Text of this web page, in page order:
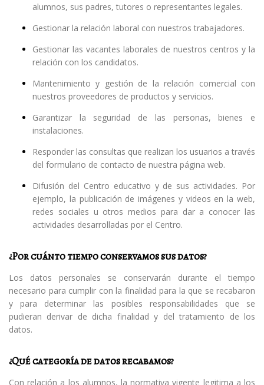
alumnos, sus padres, tutores o representantes legales.
Gestionar la relación laboral con nuestros trabajadores.
Gestionar las vacantes laborales de nuestros centros y la
relación con los candidatos.
Mantenimiento y gestión de la relación comercial con
nuestros proveedores de productos y servicios.
Garantizar la seguridad de las personas, bienes e
instalaciones.
Responder las consultas que realizan los usuarios a través
del formulario de contacto de nuestra página web.
Difusión del Centro educativo y de sus actividades. Por
ejemplo, la publicación de imágenes y videos en la web,
redes sociales u otros medios para dar a conocer las
actividades desarrolladas por el Centro.
¿Por cuánto tiempo conservamos sus datos?
Los datos personales se conservarán durante el tiempo
necesario para cumplir con la finalidad para la que se recabaron
y para determinar las posibles responsabilidades que se
pudieran derivar de dicha finalidad y del tratamiento de los
datos.
¿Qué categoría de datos recabamos?
Con relación a los alumnos, la normativa vigente legitima a los